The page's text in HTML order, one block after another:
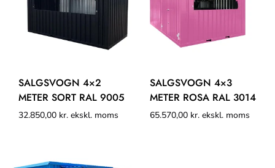
SALGSVOGN 4×2
METER SORT RAL 9005
32.850,00 kr. ekskl. moms
SALGSVOGN 4×3
METER ROSA RAL 3014
65.570,00 kr. ekskl. moms